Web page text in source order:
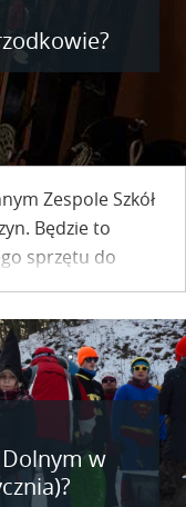
Zespole Szkół
Będzie to
sprzętu do
jeszcze nie tak
w